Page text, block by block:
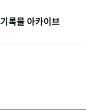
기록물 아카이브